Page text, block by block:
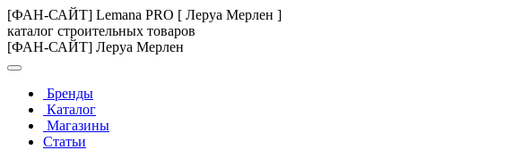
[ФАН-САЙТ] Lemana PRO [ Леруа Мерлен ]
каталог строительных товаров
[ФАН-САЙТ] Леруа Мерлен
Бренды
Каталог
Магазины
Статьи